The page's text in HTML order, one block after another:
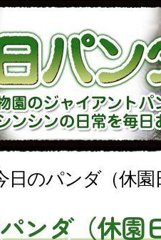
日のパンダ（休園
ンダ（休園